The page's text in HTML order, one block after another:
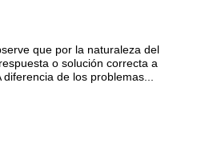
que por la naturaleza del
o solución correcta a
de los problemas...